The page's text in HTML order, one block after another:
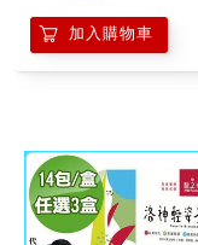
加入購物車